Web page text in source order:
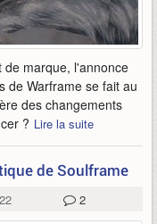
marque, l'annonce
de Warframe se fait au
des changements
? Lire la suite
de Soulframe
2